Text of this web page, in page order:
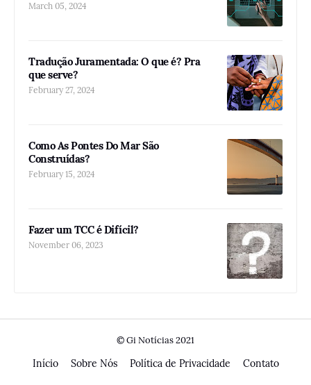
March 05, 2024
Tradução Juramentada: O que é? Pra
que serve?
February 27, 2024
Como As Pontes Do Mar São
Construídas?
February 15, 2024
Fazer um TCC é Difícil?
November 06, 2023
© Gi Notícias 2021
Início Sobre Nós Política de Privacidade Contato